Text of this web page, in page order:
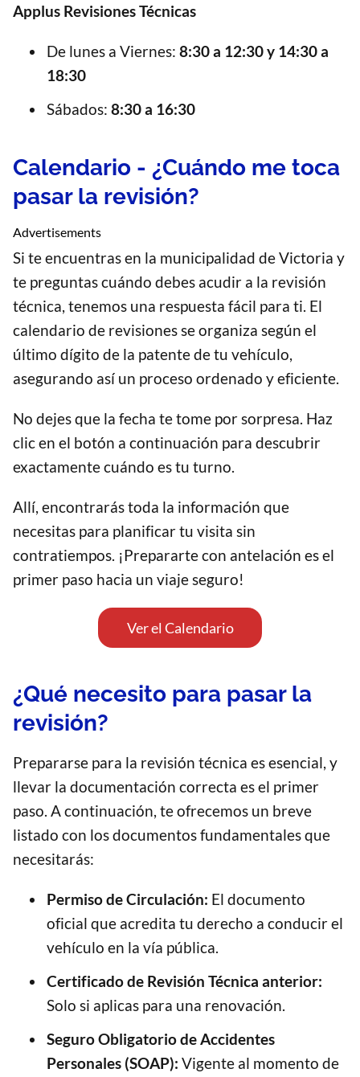
Applus Revisiones Técnicas
De lunes a Viernes: 8:30 a 12:30 y 14:30 a
18:30
Sábados: 8:30 a 16:30
Calendario - ¿Cuándo me toca
pasar la revisión?
Advertisements
Si te encuentras en la municipalidad de Victoria y
te preguntas cuándo debes acudir a la revisión
técnica, tenemos una respuesta fácil para ti. El
calendario de revisiones se organiza según el
último dígito de la patente de tu vehículo,
asegurando así un proceso ordenado y eficiente.
No dejes que la fecha te tome por sorpresa. Haz
clic en el botón a continuación para descubrir
exactamente cuándo es tu turno.
Allí, encontrarás toda la información que
necesitas para planificar tu visita sin
contratiempos. ¡Prepararte con antelación es el
primer paso hacia un viaje seguro!
Ver el Calendario
¿Qué necesito para pasar la
revisión?
Prepararse para la revisión técnica es esencial, y
llevar la documentación correcta es el primer
paso. A continuación, te ofrecemos un breve
listado con los documentos fundamentales que
necesitarás:
Permiso de Circulación: El documento
oficial que acredita tu derecho a conducir el
vehículo en la vía pública.
Certificado de Revisión Técnica anterior:
Solo si aplicas para una renovación.
Seguro Obligatorio de Accidentes
Personales (SOAP): Vigente al momento de